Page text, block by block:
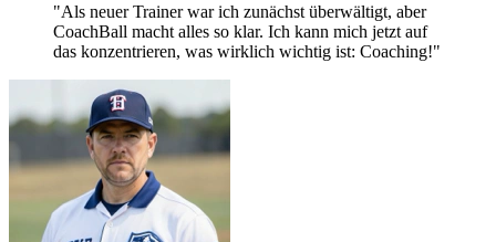
"Als neuer Trainer war ich zunächst überwältigt, aber
CoachBall macht alles so klar. Ich kann mich jetzt auf
das konzentrieren, was wirklich wichtig ist: Coaching!"